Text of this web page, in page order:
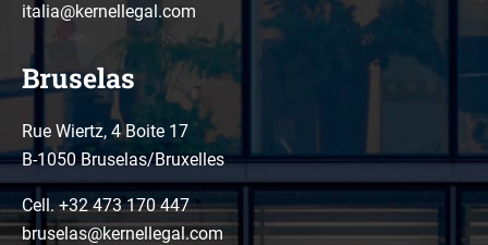
italia@kernellegal.com
Bruselas
Rue Wiertz, 4 Boite 17
B-1050 Bruselas/Bruxelles
Cell. +32 473 170 447
bruselas@kernellegal.com